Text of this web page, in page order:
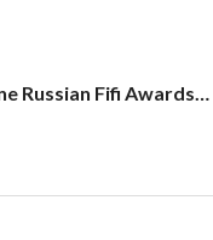
Russian Fifi